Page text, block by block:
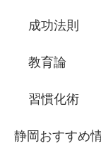
成功法則
教育論
習慣化術
静岡おすすめ